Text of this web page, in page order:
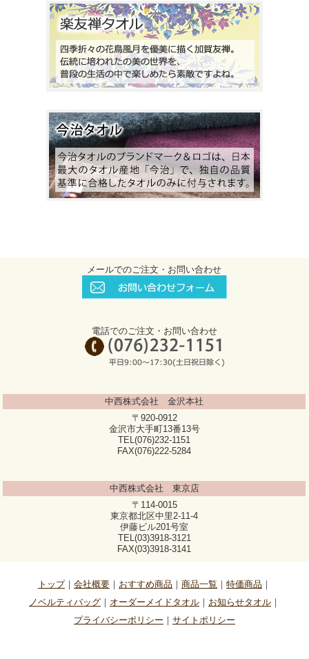
メールでのご注文・お問い合わせ
電話でのご注文・お問い合わせ
中西株式会社 金沢本社
〒920-0912
金沢市大手町13番13号
TEL(076)232-1151
FAX(076)222-5284
中西株式会社 東京店
〒114-0015
東京都北区中里2-11-4
伊藤ビル201号室
TEL(03)3918-3121
FAX(03)3918-3141
トップ 会社概要 おすすめ商品 商品一覧
特価商品
ノベルティバッグ
オーダーメイドタオル
お知らせタオル
プライバシーポリシー
サイトポリシー